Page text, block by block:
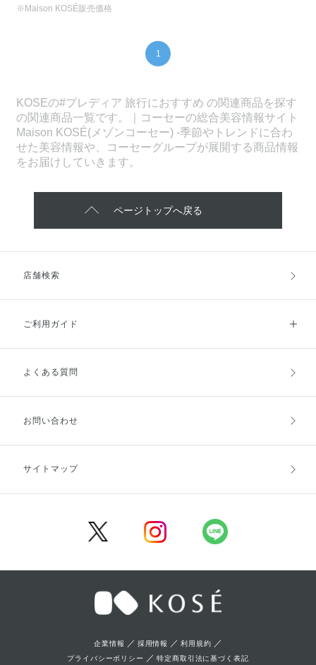
※Maison KOSÉ販売価格
1
KOSEの#プレディア 旅行におすすめ の関連商品を探す
の関連商品一覧です。｜コーセーの総合美容情報サイト
Maison KOSÉ(メゾンコーセー) -季節やトレンドに合わ
せた美容情報や、コーセーグループが展開する商品情報
をお届けしていきます。
ページトップへ戻る
店舗検索
ご利用ガイド
ご利用ガイドトップ
お支払方法
キャンセル・返品・交換
よくある質問
お問い合わせ
サイトマップ
企業情報 ／ 採用情報 ／利用規約 ／
プライバシーポリシー ／特定商取引法に基づく表記